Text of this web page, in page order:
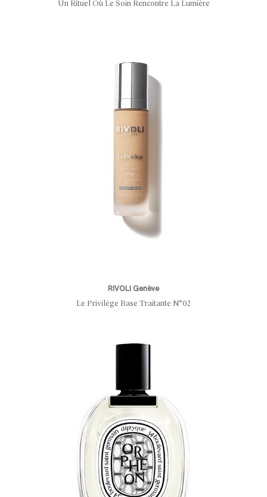
Un Rituel Où Le Soin Rencontre La Lumière
RIVOLI Genève
Le Privilège Base Traitante N°02